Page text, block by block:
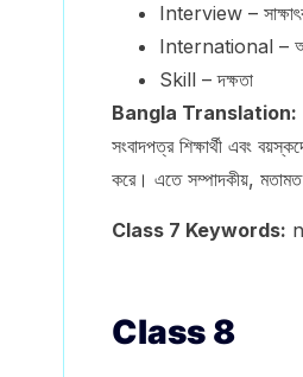
Interview –
International –
Skill – দক্ষতা
Bangla Translation:
সংবাদপত্র শিক্ষার্থী এবং
করে। এতে সম্পাদকীয়, মতামত
Class 7 Keywords:
Class 8